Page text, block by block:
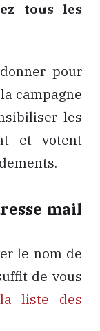
tous les
pour
campagne
les
et votent
mail
le nom de
de vous
liste des